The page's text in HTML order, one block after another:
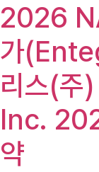
2026
가
리스(주
Inc.
약